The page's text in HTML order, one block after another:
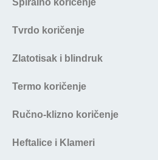
Spiralno koričenje
Tvrdo koričenje
Zlatotisak i blindruk
Termo koričenje
Ručno-klizno koričenje
Heftalice i Klameri